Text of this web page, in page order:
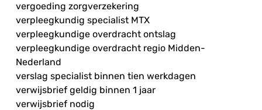
vergoeding zorgverzekering
verpleegkundig specialist MTX
verpleegkundige overdracht ontslag
verpleegkundige overdracht regio Midden-
Nederland
verslag specialist binnen tien werkdagen
verwijsbrief geldig binnen 1 jaar
verwijsbrief nodig